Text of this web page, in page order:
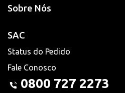
Sobre Nós
SAC
Status do Pedido
Fale Conosco
0800 727 2273